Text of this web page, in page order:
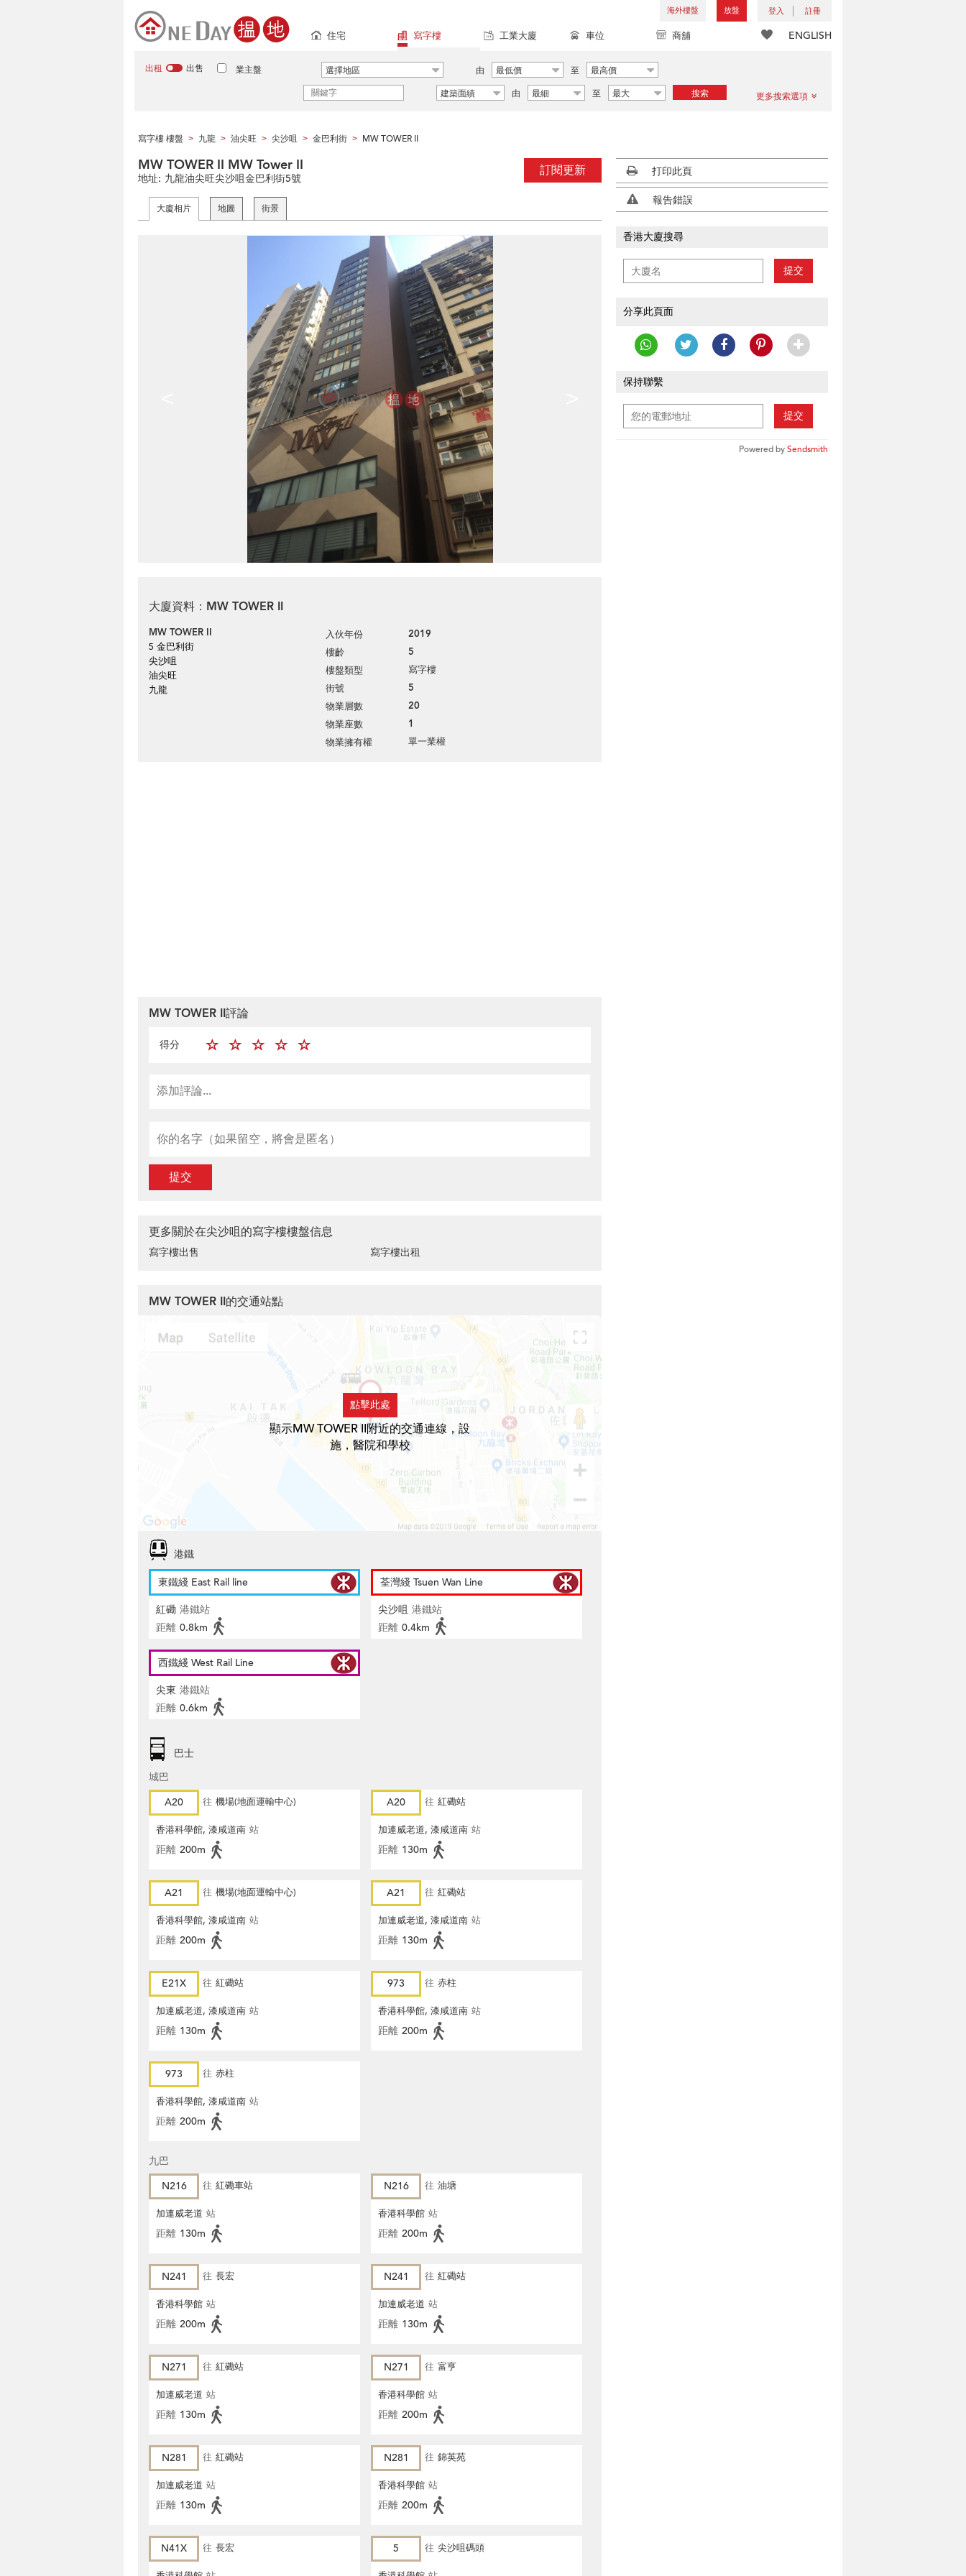
海外樓盤 放盤 登入 註冊
ENGLISH
住宅 寫字樓 工業大廈 車位 商舖
出租 出售 業主盤 選擇地區 由 最低價 至
最高價
建築面績
由 最細 至 最大 搜索 更多搜索選項
寫字樓 樓盤 > 九龍 > 油尖旺 > 尖沙咀 > 金巴利街 > MW TOWER II
訂閱更新
MW TOWER II MW Tower II
地址: 九龍油尖旺尖沙咀金巴利街5號
大廈相片 地圖 街景
大廈資料：MW TOWER II
MW TOWER II
5 金巴利街
尖沙咀
油尖旺
九龍
入伙年份 2019
樓齡 5
樓盤類型 寫字樓
街號 5
物業層數 20
物業座數 1
物業擁有權 單一業權
MW TOWER II評論
得分
提交
更多關於在尖沙咀的寫字樓樓盤信息
寫字樓出售 寫字樓出租
MW TOWER II的交通站點
點擊此處
顯示MW TOWER II附近的交通連線，設
施，醫院和學校
港鐵
東鐵綫 East Rail line
紅磡 港鐵站
距離 0.8km
荃灣綫 Tsuen Wan Line
尖沙咀 港鐵站
距離 0.4km
西鐵綫 West Rail Line
尖東 港鐵站
距離 0.6km
巴士
城巴
A20
往 機場(地面運輸中心)
香港科學館, 漆咸道南 站
距離 200m
A20 往 紅磡站
加連威老道, 漆咸道南 站
距離 130m
A21 往 機場(地面運輸中心)
香港科學館, 漆咸道南 站
距離 200m
A21 往 紅磡站
加連威老道, 漆咸道南 站
距離 130m
E21X 往 紅磡站
加連威老道, 漆咸道南 站
距離 130m
973 往 赤柱
香港科學館, 漆咸道南 站
距離 200m
973 往 赤柱
香港科學館, 漆咸道南 站
距離 200m
九巴
N216
往 紅磡車站
加連威老道 站
距離 130m
N216 往 油塘
香港科學館 站
距離 200m
N241 往 長宏
香港科學館 站
距離 200m
N241 往 紅磡站
加連威老道 站
距離 130m
N271 往 紅磡站
加連威老道 站
距離 130m
N271 往 富亨
香港科學館 站
距離 200m
N281 往 紅磡站
加連威老道 站
距離 130m
N281 往 錦英苑
香港科學館 站
距離 200m
N41X 往 長宏 5 往 尖沙咀碼頭
打印此頁
報告錯誤
香港大廈搜尋
提交
分享此頁面
保持聯繫
提交
Powered bySendsmith